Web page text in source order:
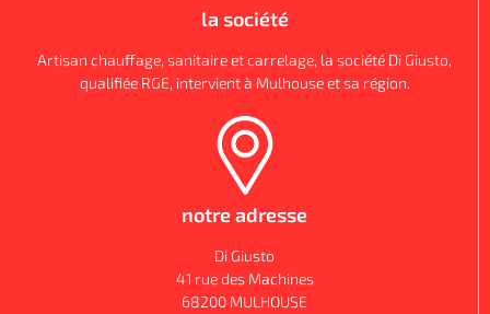
la société
Artisan chauffage, sanitaire et carrelage, la société Di Giusto,
qualifiée RGE, intervient à Mulhouse et sa région.
notre adresse
Di Giusto
41 rue des Machines
68200 MULHOUSE